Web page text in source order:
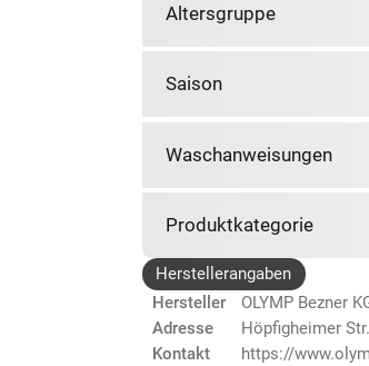
Altersgruppe
Saison
Waschanweisungen
Produktkategorie
Herstellerangaben
Hersteller
OLYMP Bezner
Adresse
Höpfigheimer
Kontakt
https://